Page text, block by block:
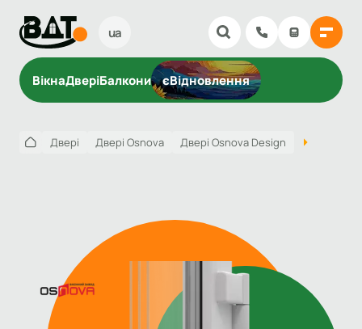
ua
ВікнаДверіБалкони єВідновлення
Двері Двері Osnova Двері Osnova Design